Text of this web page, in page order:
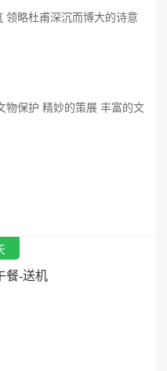
领略杜甫深沉而博大的诗意
物保护 精妙的策展 丰富的文
餐-送机